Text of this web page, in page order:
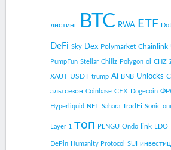
листинг BTC RWA ETF Dot
DeFi Sky Dex Polymarket Chainlink
PumpFun Stellar Chiliz Polygon oi CHZ
XAUT USDT trump Ai BNB Unlocks
альтсезон Coinbase CEX Dogecoin
Hyperliquid NFT Sahara TradFi Sonic
Layer 1 топ PENGU Ondo link LDO
DePin Humanity Protocol SUI